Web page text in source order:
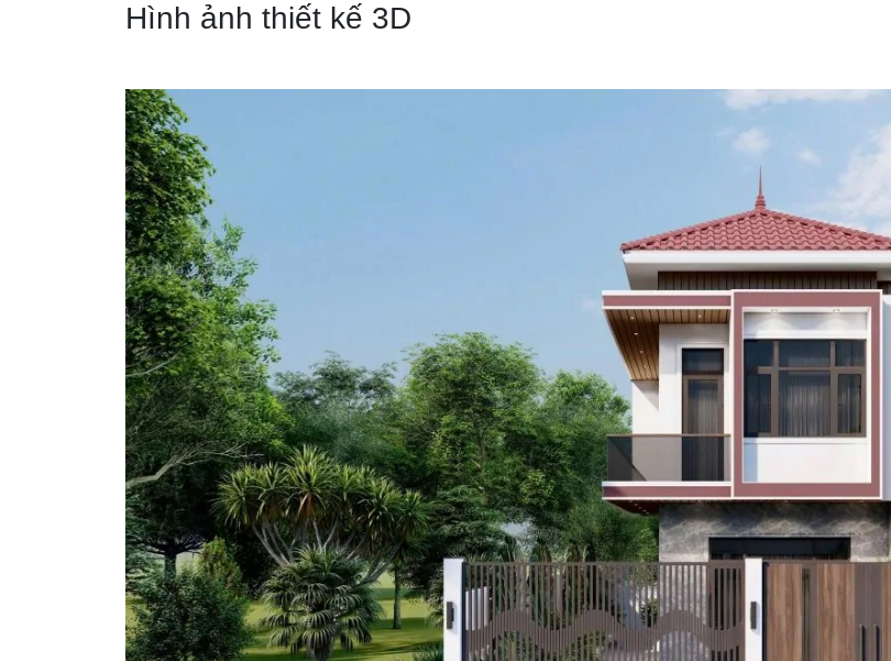
Hình ảnh thiết kế 3D